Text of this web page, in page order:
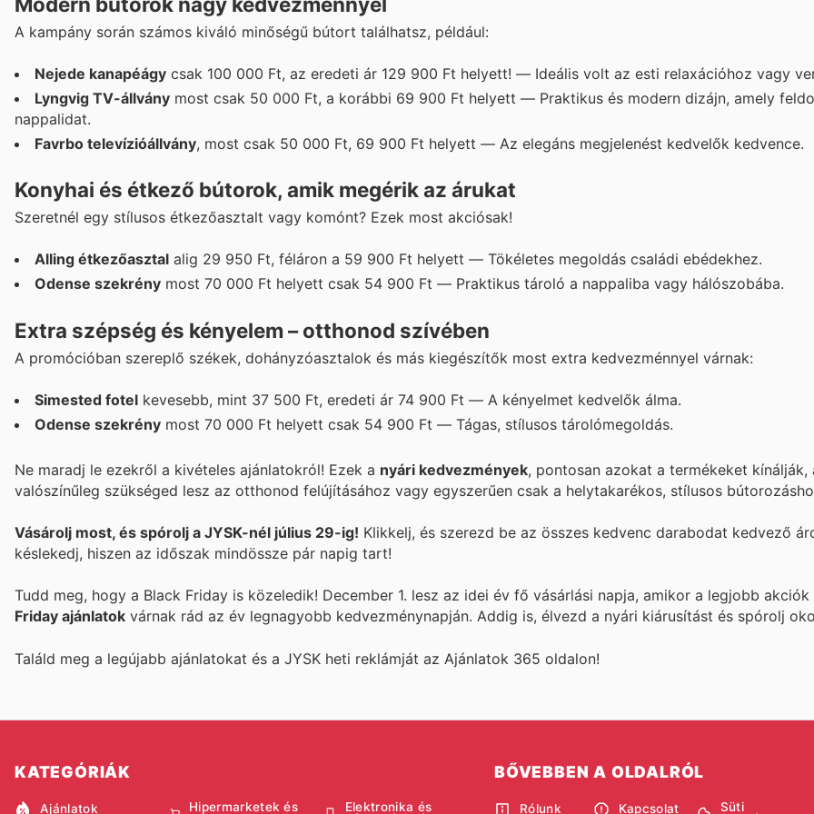
A kampány során számos kiváló minőségű bútort találhatsz, például:
Nejede kanapéágy csak 100 000 Ft, az eredeti ár 129 900 Ft helyett! — Ideális volt az esti relaxációhoz vagy
Lyngvig TV-állvány most csak 50 000 Ft, a korábbi 69 900 Ft helyett — Praktikus és modern dizájn, amely
nappalidat.
Favrbo televízióállvány, most csak 50 000 Ft, 69 900 Ft helyett — Az elegáns megjelenést kedvelők kedvence.
Konyhai és étkező bútorok, amik megérik az árukat
Szeretnél egy stílusos étkezőasztalt vagy komónt? Ezek most akciósak!
Alling étkezőasztal alig 29 950 Ft, féláron a 59 900 Ft helyett — Tökéletes megoldás családi ebédekhez.
Odense szekrény most 70 000 Ft helyett csak 54 900 Ft — Praktikus tároló a nappaliba vagy hálószobába.
Extra szépség és kényelem – otthonod szívében
A promócióban szereplő székek, dohányzóasztalok és más kiegészítők most extra kedvezménnyel várnak:
Simested fotel kevesebb, mint 37 500 Ft, eredeti ár 74 900 Ft — A kényelmet kedvelők álma.
Odense szekrény most 70 000 Ft helyett csak 54 900 Ft — Tágas, stílusos tárolómegoldás.
Ne maradj le ezekről a kivételes ajánlatokról! Ezek a nyári kedvezmények, pontosan azokat a termékeket kínálják,
valószínűleg szükséged lesz az otthonod felújításához vagy egyszerűen csak a helytakarékos, stílusos
Vásárolj most, és spórolj a JYSK-nél július 29-ig! Klikkelj, és szerezd be az összes kedvenc darabodat kedvező
késlekedj, hiszen az időszak mindössze pár napig tart!
Tudd meg, hogy a Black Friday is közeledik! December 1. lesz az idei év fő vásárlási napja, amikor a legjobb akciók
Friday ajánlatok várnak rád az év legnagyobb kedvezménynapján. Addig is, élvezd a nyári kiárusítást és spórolj
Találd meg a legújabb ajánlatokat és a JYSK heti reklámját az Ajánlatok 365 oldalon!
KATEGÓRIÁK
Ajánlatok
Hipermarketek és
Elektronika és
BŐVEBBEN A OLDALRÓL
Rólunk Kapcsolat
Süti